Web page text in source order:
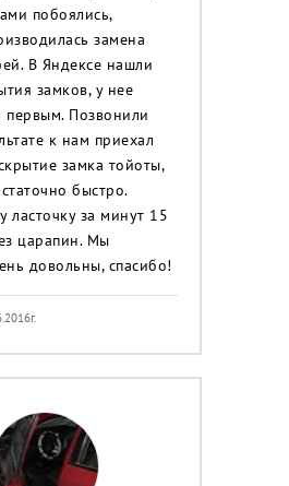
побоялись,
замена
В Яндексе нашли
замков, у нее
первым. Позвонили
к нам приехал
замка тойоты,
быстро.
ласточку за минут 15
царапин. Мы
довольны, спасибо!